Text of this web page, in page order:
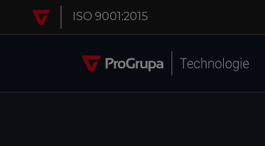
PRZESKOCZ DO TREŚCI
ISO 9001:2015